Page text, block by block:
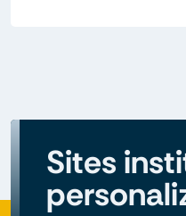
Sites